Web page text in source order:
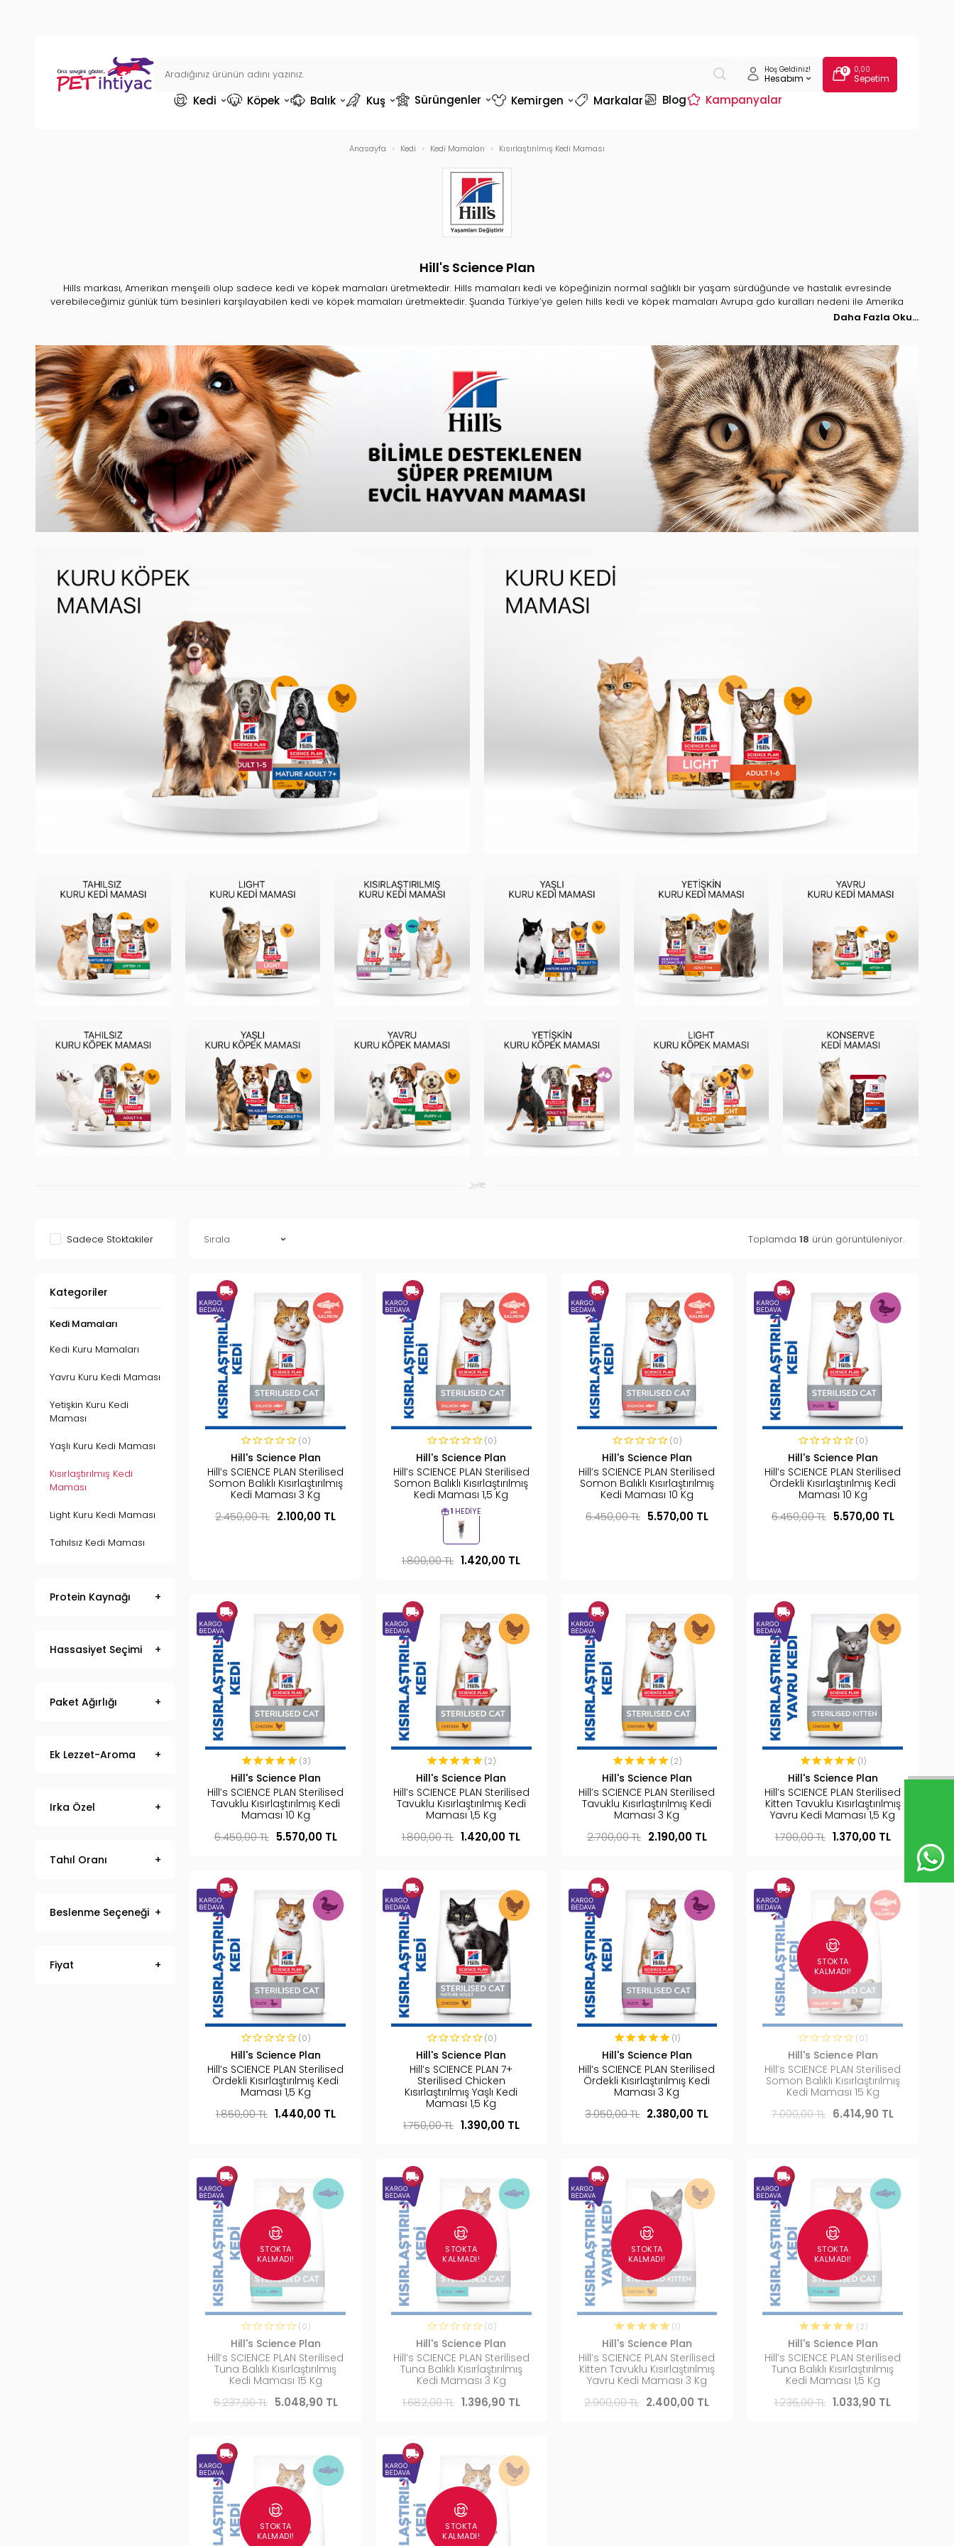
Hoş Geldiniz!
Hesabım
0 0,00
Sepetim
Kedi Köpek Balık Kuş Sürüngenler Kemirgen Markalar Blog Kampanyalar
Anasayfa Kedi Kedi Mamaları Kısırlaştırılmış Kedi Maması
Hill's Science Plan
Hills markası, Amerikan menşeili olup sadece kedi ve köpek mamaları üretmektedir. Hills mamaları kedi ve köpeğinizin normal sağlıklı bir yaşam sürdüğünde ve hastalık evresinde
verebileceğimiz günlük tüm besinleri karşılayabilen kedi ve köpek mamaları üretmektedir. Şuanda Türkiye’ye gelen hills kedi ve köpek mamaları Avrupa gdo kuralları nedeni ile Amerika
kıtasından gelmemektedir, şuanda avrupanın çeşitli ülkelerinde üretim yapılmaktadır. Hills markası ürettiği bazı ürünleri şu şekildedir; hills kuru kedi maması, hills konserve maması, hills kuru
Daha Fazla Oku...
Sadece Stoktakiler
Kategoriler
Kedi Mamaları
Kedi Kuru Mamaları
Yavru Kuru Kedi Maması
Yetişkin Kuru Kedi
Maması
Yaşlı Kuru Kedi Maması
Kısırlaştırılmış Kedi
Maması
Light Kuru Kedi Maması
Tahılsız Kedi Maması
Protein Kaynağı
Hassasiyet Seçimi
Paket Ağırlığı
Ek Lezzet-Aroma
Irka Özel
Tahıl Oranı
Beslenme Seçeneği
Fiyat
Toplamda 18 ürün görüntüleniyor.
(0)
Hill's Science Plan
Hill’s SCIENCE PLAN Sterilised
Somon Balıklı Kısırlaştırılmış
Kedi Maması 3 Kg
2.450,00 TL 2.100,00 TL
(0)
Hill's Science Plan
Hill’s SCIENCE PLAN Sterilised
Somon Balıklı Kısırlaştırılmış
Kedi Maması 1,5 Kg
1 HEDIYE
1.800,00 TL 1.420,00 TL
(0)
Hill's Science Plan
Hill’s SCIENCE PLAN Sterilised
Somon Balıklı Kısırlaştırılmış
Kedi Maması 10 Kg
6.450,00 TL 5.570,00 TL
(0)
Hill's Science Plan
Hill’s SCIENCE PLAN Sterilised
Ördekli Kısırlaştırılmış Kedi
Maması 10 Kg
6.450,00 TL 5.570,00 TL
(3)
Hill's Science Plan
Hill’s SCIENCE PLAN Sterilised
Tavuklu Kısırlaştırılmış Kedi
Maması 10 Kg
6.450,00 TL 5.570,00 TL
(2)
Hill's Science Plan
Hill’s SCIENCE PLAN Sterilised
Tavuklu Kısırlaştırılmış Kedi
Maması 1,5 Kg
1.800,00 TL 1.420,00 TL
(2)
Hill's Science Plan
Hill’s SCIENCE PLAN Sterilised
Tavuklu Kısırlaştırılmış Kedi
Maması 3 Kg
2.700,00 TL 2.190,00 TL
(1)
Hill's Science Plan
Hill’s SCIENCE PLAN Sterilised
Kitten Tavuklu Kısırlaştırılmış
Yavru Kedi Maması 1,5 Kg
1.700,00 TL 1.370,00 TL
(0)
Hill's Science Plan
Hill’s SCIENCE PLAN Sterilised
Ördekli Kısırlaştırılmış Kedi
Maması 1,5 Kg
1.850,00 TL 1.440,00 TL
(0)
Hill's Science Plan
Hill’s SCIENCE PLAN 7+
Sterilised Chicken
Kısırlaştırılmış Yaşlı Kedi
Maması 1,5 Kg
1.750,00 TL 1.390,00 TL
(1)
Hill's Science Plan
Hill’s SCIENCE PLAN Sterilised
Ördekli Kısırlaştırılmış Kedi
Maması 3 Kg
3.050,00 TL 2.380,00 TL
STOKTA
KALMADI!
(0)
Hill's Science Plan
Hill’s SCIENCE PLAN Sterilised
Somon Balıklı Kısırlaştırılmış
Kedi Maması 15 Kg
7.000,00 TL 6.414,90 TL
STOKTA
KALMADI!
(0)
Hill's Science Plan
Hill’s SCIENCE PLAN Sterilised
Tuna Balıklı Kısırlaştırılmış
Kedi Maması 15 Kg
6.237,00 TL 5.048,90 TL
STOKTA
KALMADI!
(0)
Hill's Science Plan
Hill’s SCIENCE PLAN Sterilised
Tuna Balıklı Kısırlaştırılmış
Kedi Maması 3 Kg
1.682,00 TL 1.396,90 TL
STOKTA
KALMADI!
(1)
Hill's Science Plan
Hill’s SCIENCE PLAN Sterilised
Kitten Tavuklu Kısırlaştırılmış
Yavru Kedi Maması 3 Kg
2.900,00 TL 2.400,00 TL
STOKTA
KALMADI!
(2)
Hill's Science Plan
Hill’s SCIENCE PLAN Sterilised
Tuna Balıklı Kısırlaştırılmış
Kedi Maması 1,5 Kg
1.236,00 TL 1.033,90 TL
STOKTA
KALMADI!
STOKTA
KALMADI!